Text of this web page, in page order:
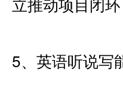
5、英语听说写